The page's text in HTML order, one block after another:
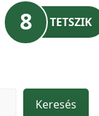
8 TETSZIK
Keresés